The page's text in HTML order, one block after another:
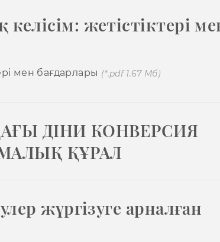
жетістіктері
мен бағдарлары (*.pdf 1.67 Мб)
ДІНИ КОНВЕРСИЯ
ҚҰРАЛ
жүргізуге арналған